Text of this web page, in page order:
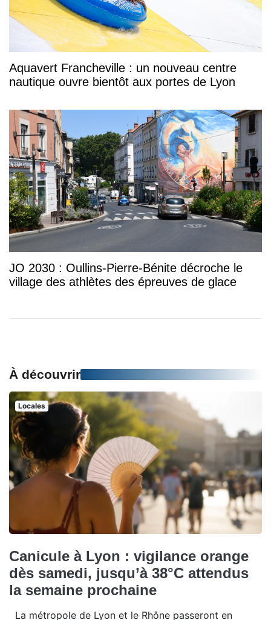
Aquavert Francheville : un nouveau centre
nautique ouvre bientôt aux portes de Lyon
JO 2030 : Oullins-Pierre-Bénite décroche le
village des athlètes des épreuves de glace
À découvrir
Locales
Canicule à Lyon : vigilance orange
dès samedi, jusqu’à 38°C attendus
la semaine prochaine
La métropole de Lyon et le Rhône passeront en